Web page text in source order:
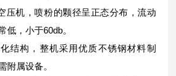
压机，喷粉的颗径呈正态分布，流动
低，小于60db。
结构，整机采用优质不锈钢材料制
附属设备。